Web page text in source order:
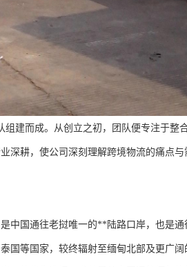
建而成。从创立之初，团队便专注于整
深耕，使公司深刻理解跨境物流的痛点
中国通往老挝唯一的**陆路口岸，也是通
国等国家，较终辐射至缅甸北部及更广